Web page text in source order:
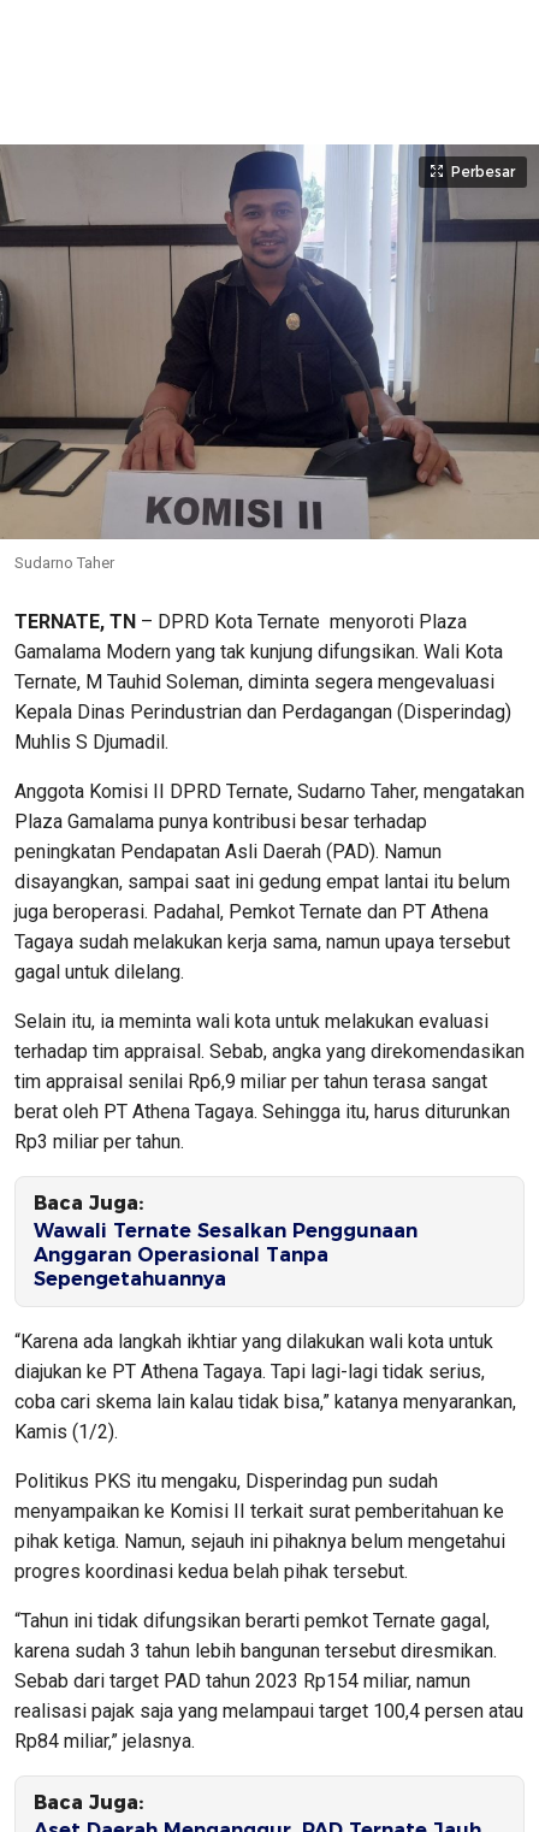
Perbesar
Sudarno Taher
TERNATE, TN – DPRD Kota Ternate menyoroti Plaza
Gamalama Modern yang tak kunjung difungsikan. Wali Kota
Ternate, M Tauhid Soleman, diminta segera mengevaluasi
Kepala Dinas Perindustrian dan Perdagangan (Disperindag)
Muhlis S Djumadil.
Anggota Komisi II DPRD Ternate, Sudarno Taher, mengatakan
Plaza Gamalama punya kontribusi besar terhadap
peningkatan Pendapatan Asli Daerah (PAD). Namun
disayangkan, sampai saat ini gedung empat lantai itu belum
juga beroperasi. Padahal, Pemkot Ternate dan PT Athena
Tagaya sudah melakukan kerja sama, namun upaya tersebut
gagal untuk dilelang.
Selain itu, ia meminta wali kota untuk melakukan evaluasi
terhadap tim appraisal. Sebab, angka yang direkomendasikan
tim appraisal senilai Rp6,9 miliar per tahun terasa sangat
berat oleh PT Athena Tagaya. Sehingga itu, harus diturunkan
Rp3 miliar per tahun.
Baca Juga:
Wawali Ternate Sesalkan Penggunaan
Anggaran Operasional Tanpa
Sepengetahuannya
“Karena ada langkah ikhtiar yang dilakukan wali kota untuk
diajukan ke PT Athena Tagaya. Tapi lagi-lagi tidak serius,
coba cari skema lain kalau tidak bisa,” katanya menyarankan,
Kamis (1/2).
Politikus PKS itu mengaku, Disperindag pun sudah
menyampaikan ke Komisi II terkait surat pemberitahuan ke
pihak ketiga. Namun, sejauh ini pihaknya belum mengetahui
progres koordinasi kedua belah pihak tersebut.
“Tahun ini tidak difungsikan berarti pemkot Ternate gagal,
karena sudah 3 tahun lebih bangunan tersebut diresmikan.
Sebab dari target PAD tahun 2023 Rp154 miliar, namun
realisasi pajak saja yang melampaui target 100,4 persen atau
Rp84 miliar,” jelasnya.
Baca Juga: